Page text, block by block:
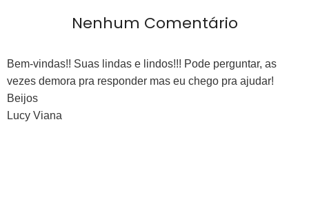
Nenhum Comentário
Bem-vindas!! Suas lindas e lindos!!! Pode perguntar, as
vezes demora pra responder mas eu chego pra ajudar!
Beijos
Lucy Viana